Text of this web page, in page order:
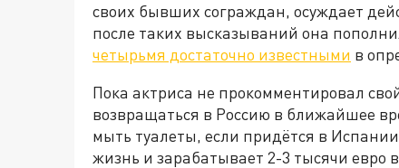
своих бывших сограждан, осуждает
после таких высказываний она
четырьмя достаточно известными в
Пока актриса не прокомментировал
возвращаться в Россию в ближайшее
мыть туалеты, если придётся в
жизнь и зарабатывает 2-3 тысячи